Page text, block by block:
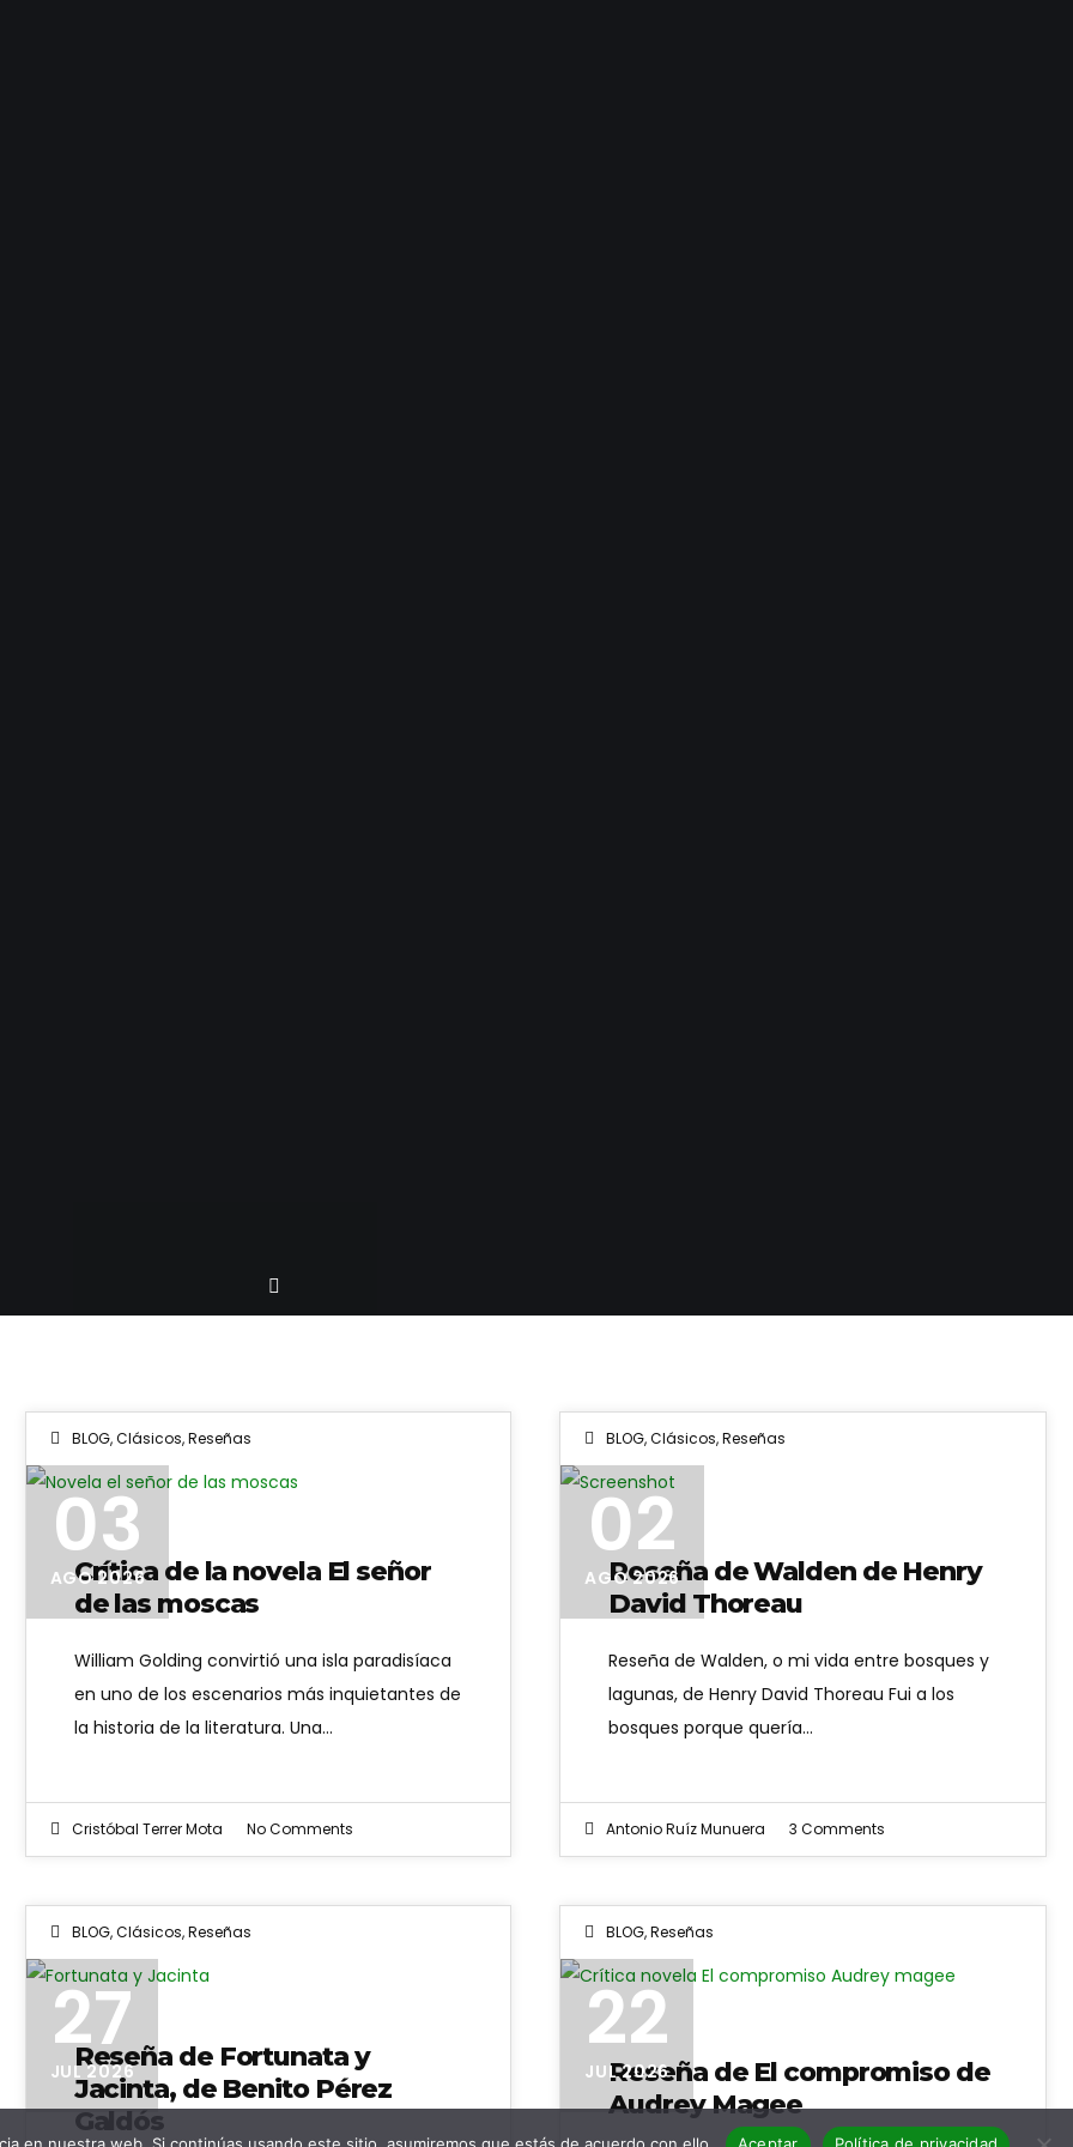
BLOG,Clásicos,Reseñas
03
AGO 2026
Crítica de la novela El señor
de las moscas
William Golding convirtió una isla paradisíaca
en uno de los escenarios más inquietantes de
la historia de la literatura. Una…
Cristóbal Terrer Mota No Comments
BLOG,Clásicos,Reseñas
02
AGO 2026
Reseña de Walden de Henry
David Thoreau
Reseña de Walden, o mi vida entre bosques y
lagunas, de Henry David Thoreau Fui a los
bosques porque quería…
Antonio Ruíz Munuera 3 Comments
BLOG,Clásicos,Reseñas
27
JUL 2026
Reseña de Fortunata y
Jacinta, de Benito Pérez
Galdós
BLOG,Reseñas
22
JUL 2026
Reseña de El compromiso de
Audrey Magee